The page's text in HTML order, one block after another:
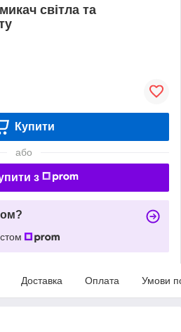
світла та
Купити
або
з
Доставка Оплата Умови